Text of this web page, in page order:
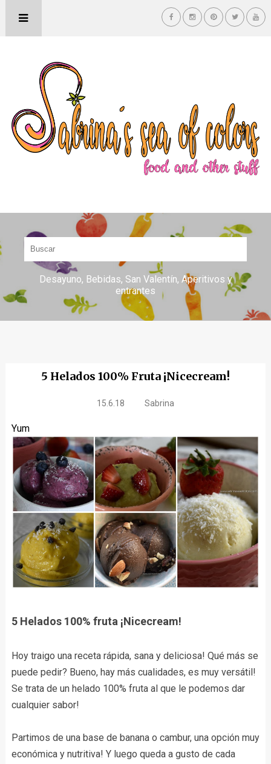
Desayuno Bebidas San Valentín Aperitivos y
entrantes
5 Helados 100% Fruta ¡Nicecream!
15.6.18 Sabrina
Yum
5 Helados 100% fruta ¡Nicecream!
Hoy traigo una receta rápida, sana y deliciosa! Qué más se
puede pedir? Bueno, hay más cualidades, es muy versátil!
Se trata de un helado 100% fruta al que le podemos dar
cualquier sabor!
Partimos de una base de banana o cambur, una opción muy
económica y nutritiva! Y luego queda a gusto de cada